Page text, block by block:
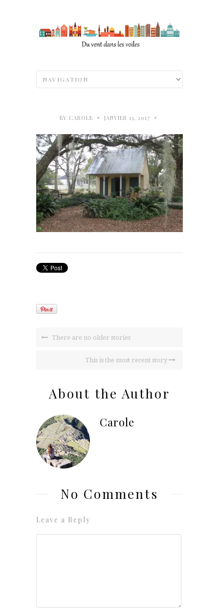
BY CAROLE • JANVIER 13, 2017 •
There are no older stories
This is the most recent story
About the Author
Carole
No Comments
Leave a Reply